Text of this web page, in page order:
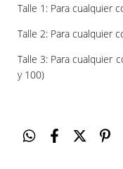
Talle 1: Para cualquier
Talle 2: Para cualquier
Talle 3: Para cualquier
y 100)